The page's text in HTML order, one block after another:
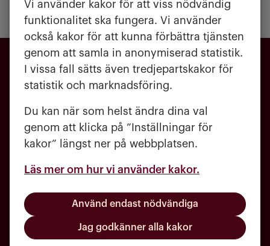
Vi använder kakor för att viss nödvändig
funktionalitet ska fungera. Vi använder
också kakor för att kunna förbättra tjänsten
genom att samla in anonymiserad statistik.
I vissa fall sätts även tredjepartskakor för
statistik och marknadsföring.
Du kan när som helst ändra dina val
genom att klicka på ”Inställningar för
kakor” längst ner på webbplatsen.
Läs mer om hur vi använder kakor.
Använd endast nödvändiga
Jag godkänner alla kakor
031 - 720 84 00
kundcenter@molndalsbostader.se
Häradsgatan 1, 431 60 Mölndal